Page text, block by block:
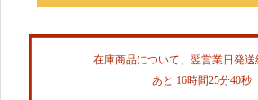
在庫商品について、翌営業日発
あと 16時間25分40秒